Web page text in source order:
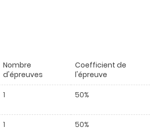
Nombre
d'épreuves
Coefficient de
l'épreuve
1 50%
1 50%